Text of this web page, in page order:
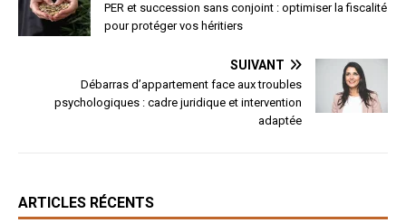
PER et succession sans conjoint : optimiser la fiscalité
pour protéger vos héritiers
SUIVANT
Débarras d’appartement face aux troubles
psychologiques : cadre juridique et intervention
adaptée
ARTICLES RÉCENTS